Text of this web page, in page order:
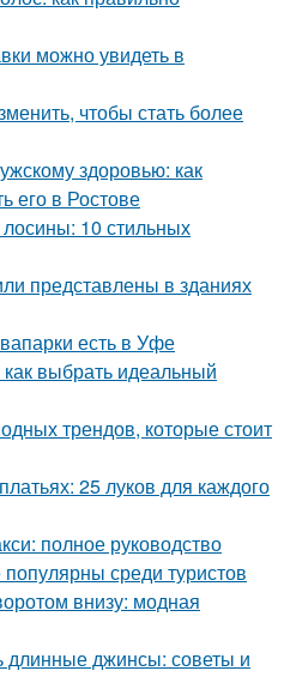
можно увидеть в
чтобы стать более
здоровью: как
его в Ростове
10 стильных
представлены в зданиях
есть в Уфе
выбрать идеальный
трендов, которые стоит
25 луков для каждого
полное руководство
среди туристов
внизу: модная
длинные джинсы: советы и